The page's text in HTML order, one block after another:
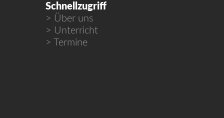
Schnellzugriff
Über uns
Unterricht
Termine